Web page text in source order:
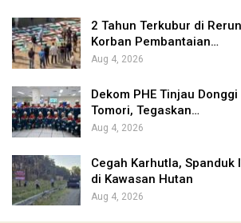
2 Tahun Terkubur di
Korban Pembantaian…
Aug 4, 2026
Dekom PHE Tinjau
Tomori, Tegaskan…
Aug 4, 2026
Cegah Karhutla, Spanduk
di Kawasan Hutan
Aug 4, 2026